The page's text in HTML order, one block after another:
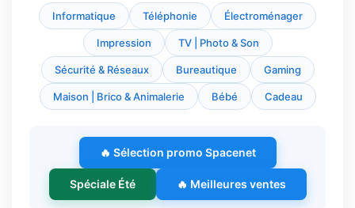
Informatique Téléphonie Électroménager
Impression TV | Photo & Son
Sécurité & Réseaux Bureautique Gaming
Maison | Brico & Animalerie Bébé Cadeau
🔥 Sélection promo Spacenet
Spéciale Été 🔥 Meilleures ventes